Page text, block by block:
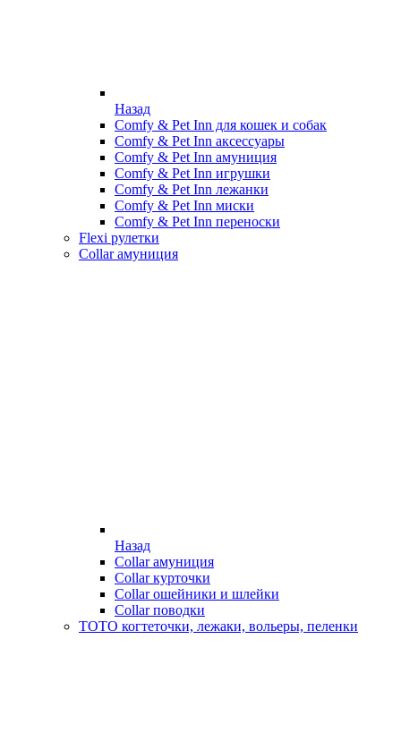
Назад
Comfy & Pet Inn для кошек и собак
Comfy & Pet Inn аксессуары
Comfy & Pet Inn амуниция
Comfy & Pet Inn игрушки
Comfy & Pet Inn лежанки
Comfy & Pet Inn миски
Comfy & Pet Inn переноски
Flexi рулетки
Collar амуниция
Назад
Collar амуниция
Collar курточки
Collar ошейники и шлейки
Collar поводки
ТОТО когтеточки, лежаки, вольеры, пеленки